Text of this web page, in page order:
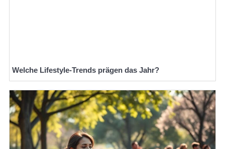
Welche Lifestyle-Trends prägen das Jahr?